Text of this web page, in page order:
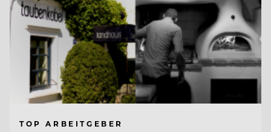
TOP ARBEITGEBER